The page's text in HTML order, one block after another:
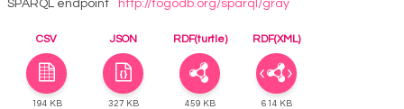
SPARQL endpoint http://togodb.org/sparql/gray
CSV JSON RDF(turtle) RDF(XML)
194 KB 327 KB 459 KB 614 KB